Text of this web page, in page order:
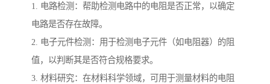
1. 电路检测：帮助检测电路中的电阻是否正常，以确定
电路是否存在故障。
2. 电子元件检测：用于检测电子元件（如电阻器）的阻
值，以判断其是否符合规格要求。
3. 材料研究：在材料科学领域，可用于测量材料的电阻